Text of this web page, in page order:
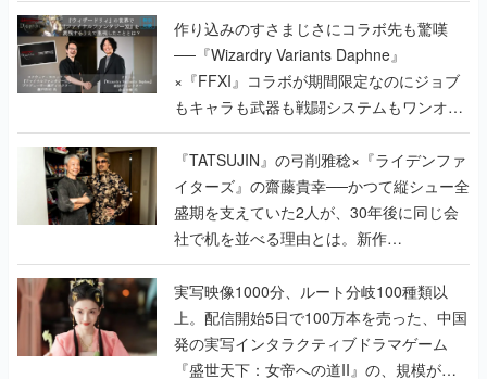
作り込みのすさまじさにコラボ先も驚嘆
──『Wizardry Variants Daphne』
×『FFXI』コラボが期間限定なのにジョブ
もキャラも武器も戦闘システムもワンオフ
で作り込まれた理由を両ディレクターに聞
く
『TATSUJIN』の弓削雅稔×『ライデンファ
イターズ』の齋藤貴幸──かつて縦シュー全
盛期を支えていた2人が、30年後に同じ会
社で机を並べる理由とは。新作
『TATSUJIN EXTREME』で初タッグを組
んだレジェンド2人に訊く開発秘話
実写映像1000分、ルート分岐100種類以
上。配信開始5日で100万本を売った、中国
発の実写インタラクティブドラマゲーム
『盛世天下：女帝への道II』の、規模が違